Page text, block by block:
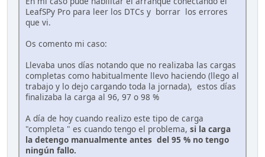
LeafSPy Pro para leer los DTCs y borrar los errores
que vi.
Os comento mi caso:
Llevaba unos días notando que no realizaba las cargas
completas como habitualmente llevo haciendo (llego al
trabajo y lo dejo cargando toda la jornada), estos días
finalizaba la carga al 96, 97 o 98 %
A día de hoy cuando realizo este tipo de carga
"completa " es cuando tengo el problema, si la carga
la detengo manualmente antes del 95 % no tengo
ningún fallo.